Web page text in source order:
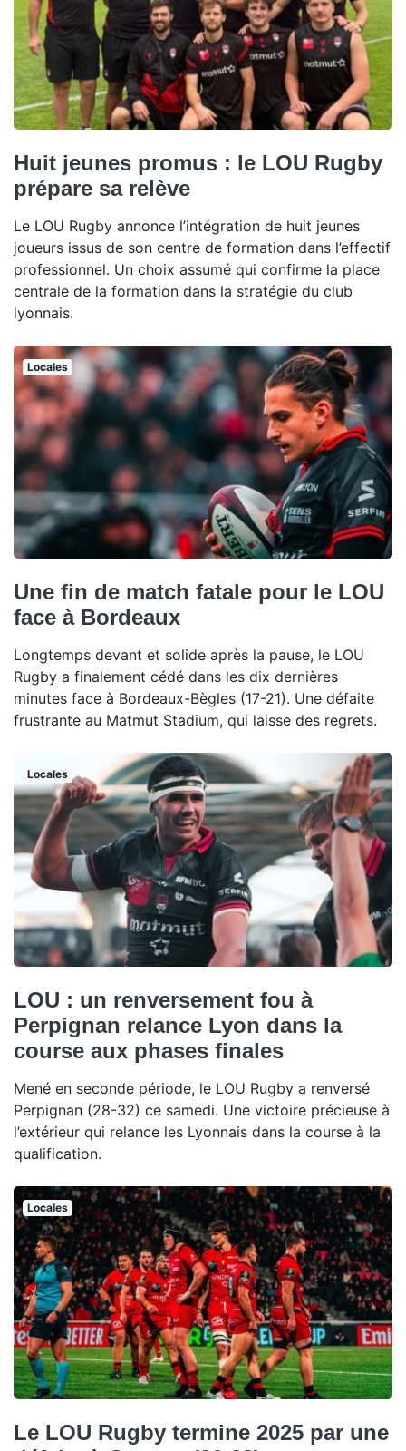
Huit jeunes promus : le LOU Rugby
prépare sa relève
Le LOU Rugby annonce l’intégration de huit jeunes
joueurs issus de son centre de formation dans l’effectif
professionnel. Un choix assumé qui confirme la place
centrale de la formation dans la stratégie du club
lyonnais.
Locales
Une fin de match fatale pour le LOU
face à Bordeaux
Longtemps devant et solide après la pause, le LOU
Rugby a finalement cédé dans les dix dernières
minutes face à Bordeaux-Bègles (17-21). Une défaite
frustrante au Matmut Stadium, qui laisse des regrets.
Locales
LOU : un renversement fou à
Perpignan relance Lyon dans la
course aux phases finales
Mené en seconde période, le LOU Rugby a renversé
Perpignan (28-32) ce samedi. Une victoire précieuse à
l’extérieur qui relance les Lyonnais dans la course à la
qualification.
Locales
Le LOU Rugby termine 2025 par une